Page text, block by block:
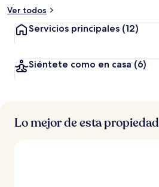
Ver todos
Servicios principales (12)
Siéntete como en casa (6)
Lo mejor de esta propiedad